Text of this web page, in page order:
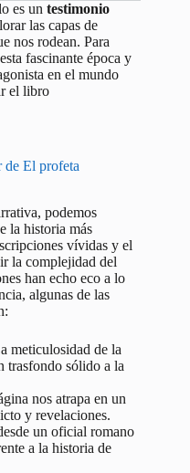
es un testimonio
las capas de
nos rodean. Para
fascinante época y
en el mundo
el libro
de El profeta
podemos
la historia más
vívidas y el
la complejidad del
han echo eco a lo
algunas de las
meticulosidad de la
trasfondo sólido a la
nos atrapa en un
y revelaciones.
un oficial romano
a la historia de